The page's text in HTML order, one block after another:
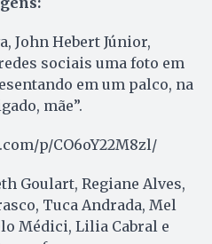
John Hebert Júnior,
sociais uma foto em
em um palco, na
mãe”.
p/CO6oY22M8zl/
Goulart, Regiane Alves,
Tuca Andrada, Mel
Médici, Lilia Cabral e